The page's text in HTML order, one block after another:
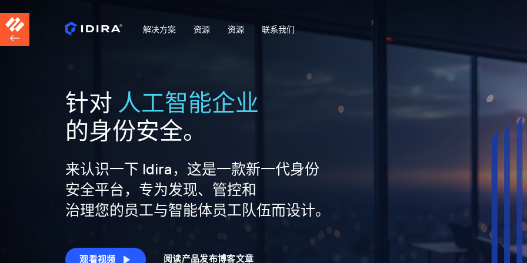
解决方案 资源 资源 联系我们
针对 人工智能企业
的身份安全。
来认识一下 Idira，这是一款新一代身份
安全平台，专为发现、管控和
治理您的员工与智能体员工队伍而设计。
观看视频 阅读产品发布博客文章